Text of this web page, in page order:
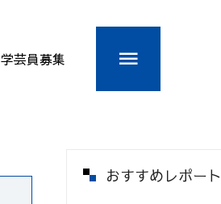
学芸員募集
おすすめレポート